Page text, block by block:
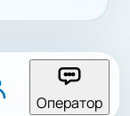
Оператор